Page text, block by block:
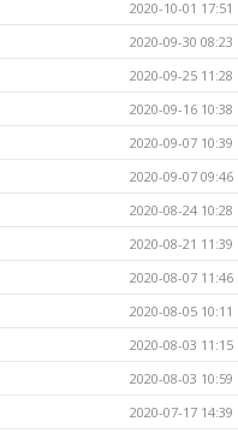
2020-10-01 17:51
2020-09-30 08:23
2020-09-25 11:28
2020-09-16 10:38
2020-09-07 10:39
2020-09-07 09:46
2020-08-24 10:28
2020-08-21 11:39
2020-08-07 11:46
2020-08-05 10:11
2020-08-03 11:15
2020-08-03 10:59
2020-07-17 14:39